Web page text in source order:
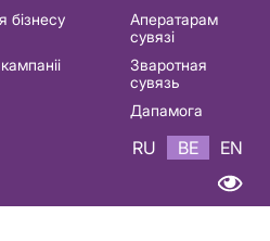
бізнесу
Аператарам
сувязі
Зваротная
сувязь
Дапамога
RU BE EN